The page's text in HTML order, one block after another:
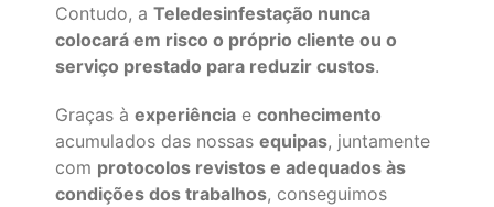
Contudo, a Teledesinfestação nunca
colocará em risco o próprio cliente ou o
serviço prestado para reduzir custos.
Graças à experiência e conhecimento
acumulados das nossas equipas, juntamente
com protocolos revistos e adequados às
condições dos trabalhos, conseguimos